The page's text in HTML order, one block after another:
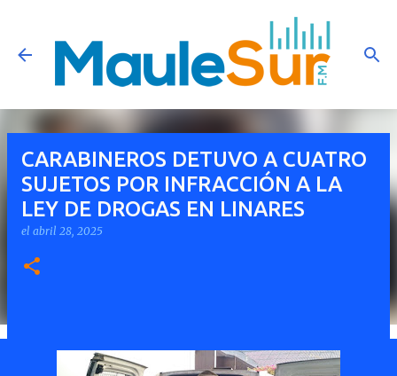
Ir al contenido principal
CARABINEROS DETUVO A CUATRO
SUJETOS POR INFRACCIÓN A LA
LEY DE DROGAS EN LINARES
el abril 28, 2025